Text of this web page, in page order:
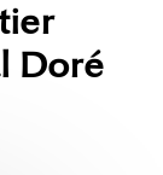
Doré